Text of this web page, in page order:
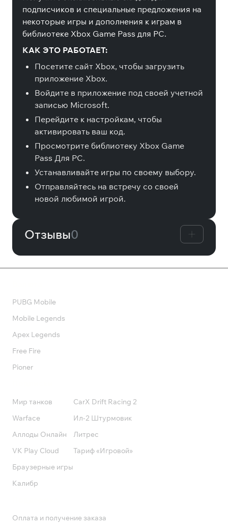
подписчиков и специальные предложения на
некоторые игры и дополнения к играм в
библиотеке Xbox Game Pass для PC.
КАК ЭТО РАБОТАЕТ:
Посетите сайт Xbox, чтобы загрузить
приложение Xbox.
Войдите в приложение под своей учетной
записью Microsoft.
Перейдите к настройкам, чтобы
активировать ваш код.
Просмотрите библиотеку Xbox Game
Pass Для PC.
Устанавливайте игры по своему выбору.
Отправляйтесь на встречу со своей
новой любимой игрой.
Отзывы0
PUBG Mobile
Mobile Legends
Apex Legends
Free Fire
Pioner
Мир танков
Warface
Аллоды Онлайн
VK Play Cloud
Браузерные игры
Калибр
CarX Drift Racing 2
Ил-2 Штурмовик
Литрес
Тариф «Игровой»
Оплата и получение заказа